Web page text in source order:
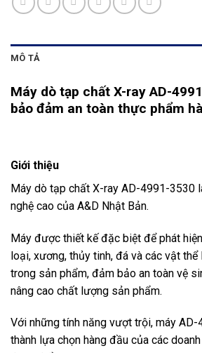
MÔ TẢ
Máy dò tạp chất X-ray AD-
bảo đảm an toàn thực phẩm
Giới thiệu
Máy dò tạp chất X-ray AD-4991-3530
nghệ cao của A&D Nhật Bản.
Máy được thiết kế đặc biệt để phát
loại, xương, thủy tinh, đá và các vật thể
trong sản phẩm, đảm bảo an toàn vệ
nâng cao chất lượng sản phẩm.
Với những tính năng vượt trội, máy
thành lựa chọn hàng đầu của các